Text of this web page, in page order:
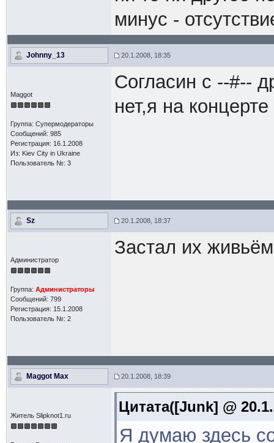
минус -
Johnny_13 20.1.2008, 18:35
Maggot
Группа: Супермодераторы
Сообщений: 985
Регистрация: 16.1.2008
Из: Kiev Сity in Ukraine
Пользователь №: 3
Согласин с --#--
нет,я на
Sz 20.1.2008, 18:37
Администратор
Группа: Администраторы
Сообщений: 799
Регистрация: 15.1.2008
Пользователь №: 2
Застал их
Maggot Max 20.1.2008, 18:39
Житель Slipknot1.ru
Цитата([Junk] @
Я думаю здесь